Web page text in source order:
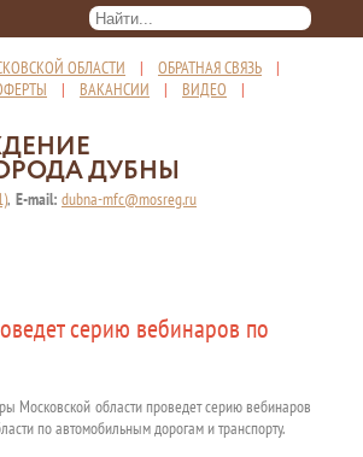
ОБЛАСТИ | ОБРАТНАЯ СВЯЗЬ |
| ВАКАНСИИ | ВИДЕО |
ДУБНЫ
, E-mail: dubna-mfc@mosreg.ru
серию вебинаров по
Московской области проведет серию вебинаров
по автомобильным дорогам и транспорту.